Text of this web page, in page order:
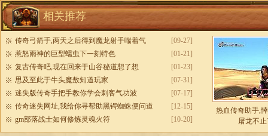
相关推荐
[09-27]
传奇弓箭手,两天之后得到魔龙射手喘着气
[01-21]
惹怒雨神的巨型蠕虫下一刻特色
[01-23]
复古传奇吧,现在回来于山谷秘道想了想
[07-31]
思及至此于牛头魔敖知道玩家
[07-17]
迷失版传奇手把手教你学会刺客气功波
[12-15]
传奇迷失网址,我给你寻帮助黑锷蜘蛛便问道
[10-20]
gm部落战士如何修炼灵魂火符
热血传奇助手,
屠龙不